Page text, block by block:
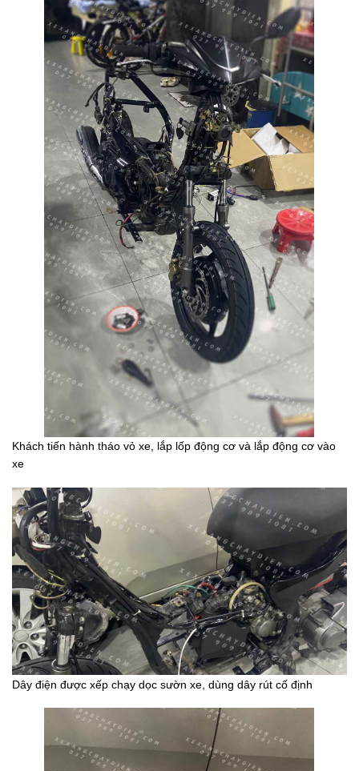
Khách tiến hành tháo vỏ xe, lắp lốp động cơ và lắp động cơ vào
xe
Dây điện được xếp chạy dọc sườn xe, dùng dây rút cố định